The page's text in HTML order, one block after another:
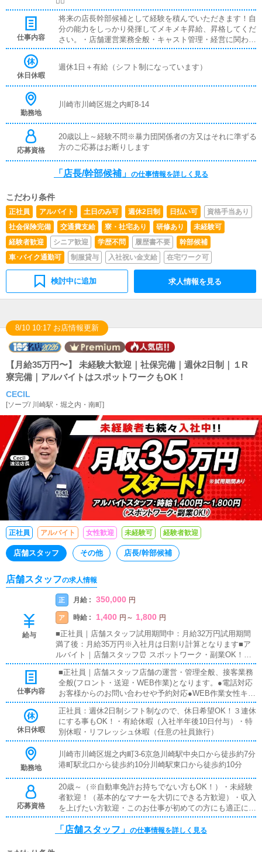
仕事内容
将来の店長幹部候補として経験を積んでいただきます！自
分の能力をしっかり発揮してメキメキ昇給、昇格してくだ
さい。・店舗運営業務全般・キャスト管理・経営に関わる
業務・企画の立案・対面接客・受付業務・PC更新作業
理
休日休暇
週休1日＋有給（シフト制になっています）
勤務地
川崎市川崎区堀之内町8-14
応募資格
20歳以上～経験不問※暴力団関係者の方又はそれに準ずる
方のご応募はお断りします
「店長/幹部候補」 の仕事情報を詳しく見る
こだわり条件
正社員 アルバイト 土日のみ可 週休2日制 日払い可
資格手当あり
社会保険完備
交通費支給 寮・社宅あり 研修あり
未経験可
経験者歓迎
シニア歓迎 学歴不問 履歴書不要
幹部候補
車･バイク通勤可
制服貸与 入社祝い金支給 在宅ワーク可
検討中に追加 求人情報を見る
8/10 10:17 お店情報更新
【月給35万円〜】 未経験大歓迎｜社保完備｜週休2日制｜１R
寮完備｜アルバイトはスポットワークもOK！
CECIL
[ソープ/ 川崎駅・堀之内・南町]
正社員 アルバイト 女性歓迎 未経験可 経験者歓迎
店舗スタッフ その他 店長/幹部候補
店舗スタッフの求人情報
給与
正 月給 : 350,000 円
ア 時給 : 1,400 円 ～ 1,800 円
■正社員｜店舗スタッフ試用期間中：月給32万円試用期間
満了後：月給35万円※入社月は日割り計算となります■ア
ルバイト｜店舗スタッフ⏰ スポットワーク・副業OK！ス
ポットご希望の方は21時以降～軽作業・賞与年2回（業績
による）・昇給(年2回、能力次第で変則昇給あり)・社会保
険完備・残業代支給・扶養手当（配偶者：月10,000円）・
子供手当（お子様1名につき：月5,000円）・特別手当・役
職手当・大入り袋（業績による）・交通費30,000円まで支
給・日払い制度あり・社員旅行年1回（会社負担※希望者の
み参加）・1R寮完備（家賃補助あり）・資格手当（TOEIC
700以上、HSK５級以上[中国語検定]取得者：月30,000円）
仕事内容
■正社員｜店舗スタッフ店舗の運営・管理全般、接客業務
全般(フロント・送迎・WEB作業)となります。●電話対応
お客様からのお問い合わせや予約対応●WEB作業女性キャ
ストの画像やプロフィール、シフト登録、HPの更新作業●
お客様、女性キャスト対応お客様、キャストの送迎、お客
様のご案内●マネジメントキャストの勤怠管理やスケジュ
ール確認●その他清掃や備品管理等、店舗運営のサポート
先輩スタッフがマンツーマンでつきます。個人の適正に応
じて、業務の順番・スピードを臨機応変に変えていきま
す。わからないところを聞きやすい環境を作っていますの
で、業界未経験の方もご安心ください。■アルバイト｜店
舗スタッフ清掃、受付・ご案内などの接客、備品補充・タ
オル回収などを行っていただきます。
休日休暇
正社員：週休2日制シフト制なので、休日希望OK！３連休
にする事もOK！・有給休暇（入社半年後10日付与）・特
別休暇・リフレッシュ休暇（任意の社員旅行）
勤務地
川崎市川崎区堀之内町3-6京急川崎駅中央口から徒歩約7分
港町駅北口から徒歩約10分川崎駅東口から徒歩約10分
応募資格
20歳～（※自動車免許お持ちでない方もOK！）・未経験
者歓迎！（基本的なマナーを大切にできる方歓迎）・収入
を上げたい方歓迎・このお仕事が初めての方にも適正に応
じた教育を行いますので、スピーディに成長いただけま
す！
「店舗スタッフ」 の仕事情報を詳しく見る